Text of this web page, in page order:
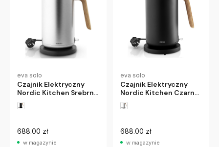
eva solo
Czajnik Elektryczny
Nordic Kitchen Srebrny
Eva Solo
688.00 zł
w magazynie
eva solo
Czajnik Elektryczny
Nordic Kitchen Czarny
Eva Solo
688.00 zł
w magazynie